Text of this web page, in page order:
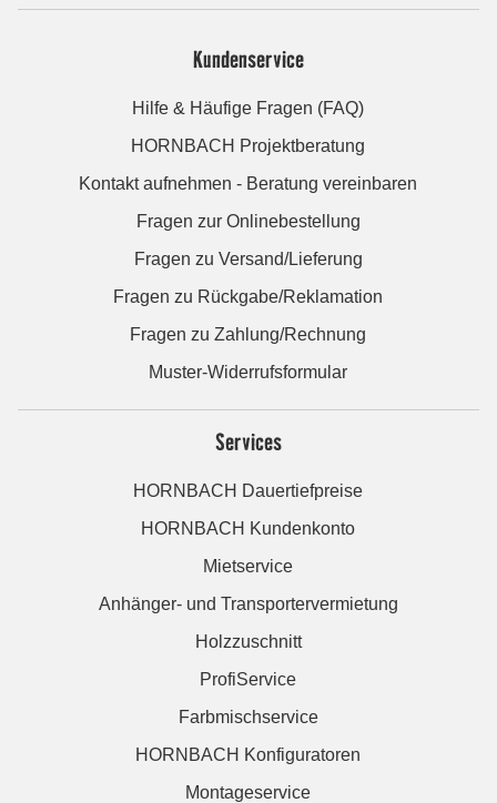
Kundenservice
Hilfe & Häufige Fragen (FAQ)
HORNBACH Projektberatung
Kontakt aufnehmen - Beratung vereinbaren
Fragen zur Onlinebestellung
Fragen zu Versand/Lieferung
Fragen zu Rückgabe/Reklamation
Fragen zu Zahlung/Rechnung
Muster-Widerrufsformular
Services
HORNBACH Dauertiefpreise
HORNBACH Kundenkonto
Mietservice
Anhänger- und Transportervermietung
Holzzuschnitt
ProfiService
Farbmischservice
HORNBACH Konfiguratoren
Montageservice